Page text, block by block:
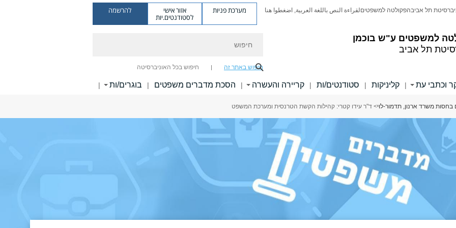
למשפטים ע"ש בוכמן
תל אביב
תל אביבהפקולטה למשפטיםلقراءة النص باللغة العربية, اضغطوا هنا מערכת פניות אזור אישי
לסטודנטים.יות
להרשמה
חיפוש באתר זה חיפוש בכל האוניברסיטה
וכתבי עת | קליניקות | סטודנטים/ות | קריירה והעשרה | הסכת מדברים משפטים | בוגרים/ות |
משרד ארנון, תדמור-לוי> ד"ר עידו קטרי: קהילות הקשת הטרנסית ומערכת המשפט